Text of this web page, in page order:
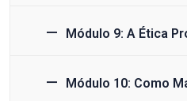
Módulo 9: A Ética
Módulo 10: Como